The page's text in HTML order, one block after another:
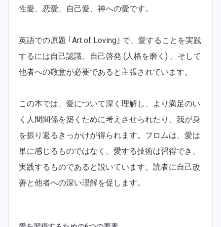
性愛、恋愛、自己愛、神への愛です。
英語での原題 ｢Art of Loving｣ で、愛することを実践
するには自己認識、自己啓発 (人格を磨く) 、そして
他者への敬意が必要であると主張されています。
この本では、愛について深く理解し、より満足のい
く人間関係を築くために考えさせられたり、我が身
を振り返るきっかけが得られます。フロムは、愛は
単に感じるものではなく、愛する技術は習得でき、
実践するものであると説いています。読者に自己改
善と他者への深い理解を促します。